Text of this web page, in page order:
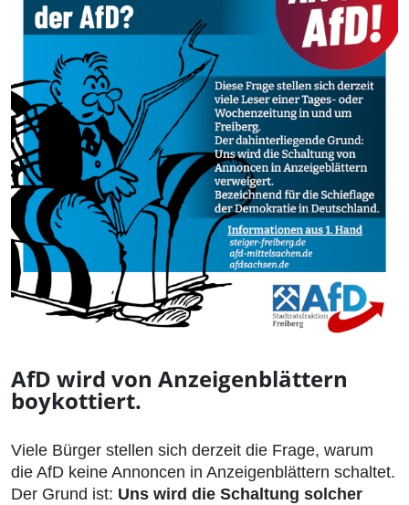
AfD wird von Anzeigenblättern
boykottiert.
Viele Bürger stellen sich derzeit die Frage, warum
die AfD keine Annoncen in Anzeigenblättern schaltet.
Der Grund ist: Uns wird die Schaltung solcher